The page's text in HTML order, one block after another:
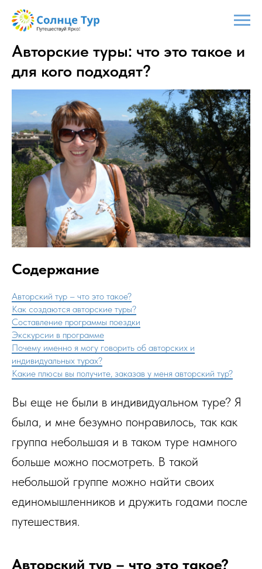
Авторские туры: что это такое и
для кого подходят?
Содержание
Авторский тур – что это такое?
Как создаются авторские туры?
Составление программы поездки
Экскурсии в программе
Почему именно я могу говорить об авторских и
индивидуальных турах?
Какие плюсы вы получите, заказав у меня авторский тур?
Вы еще не были в индивидуальном туре? Я
была, и мне безумно понравилось, так как
группа небольшая и в таком туре намного
больше можно посмотреть. В такой
небольшой группе можно найти своих
единомышленников и дружить годами после
путешествия.
Авторский тур – что это такое?